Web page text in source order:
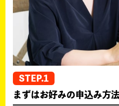
STEP.1
まずはお好みの申込み方